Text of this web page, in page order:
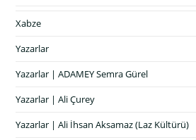
Xabze
Yazarlar
Yazarlar | ADAMEY Semra Gürel
Yazarlar | Ali Çurey
Yazarlar | Ali İhsan Aksamaz (Laz Kültürü)